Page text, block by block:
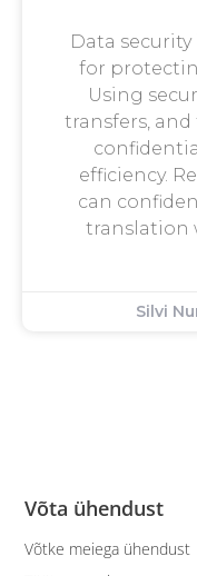
Data
for
Using
transfers,
efficiency.
can
translation
Silvi
Võta ühendust
Võtke meiega ühendust